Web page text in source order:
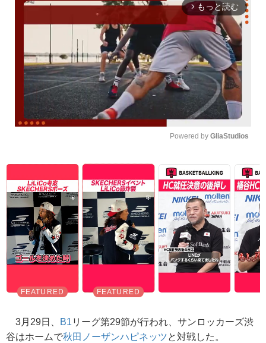
arrow_forward_ios もっと読む
Powered by GliaStudios
3月29日、 B1 リーグ第29節が行われ、サンロッカーズ渋
谷はホームで秋田ノーザンハピネッツと対戦した。